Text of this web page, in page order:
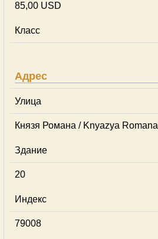
85,00 USD
Класс
Адрес
Улица
Князя Романа / Knyazya Romana
Здание
20
Индекс
79008